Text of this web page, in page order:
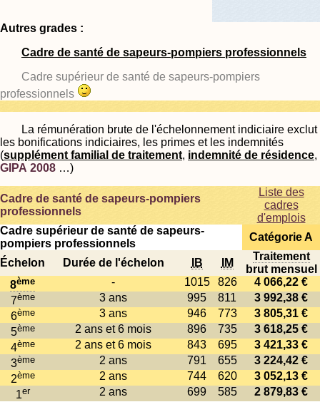
Autres grades :
Cadre de santé de sapeurs-pompiers professionnels
Cadre supérieur de santé de sapeurs-pompiers
professionnels
La rémunération brute de l'échelonnement indiciaire exclut
les bonifications indiciaires, les primes et les indemnités
(supplément familial de traitement, indemnité de résidence,
GIPA 2008 …)
Cadre de santé de sapeurs-pompiers
professionnels
Liste des
cadres
d'emplois
Cadre supérieur de santé de sapeurs-
pompiers professionnels
Catégorie A
Échelon Durée de l'échelon IB IM
Traitement
brut mensuel
8ème - 1015 826
4 066,22 €
7ème 3 ans 995 811
3 992,38 €
6ème 3 ans 946 773
3 805,31 €
5ème 2 ans et 6 mois 896 735
3 618,25 €
4ème 2 ans et 6 mois 843 695
3 421,33 €
3ème 2 ans 791 655
3 224,42 €
2ème 2 ans 744 620
3 052,13 €
1er 2 ans 699 585 2 879,83 €